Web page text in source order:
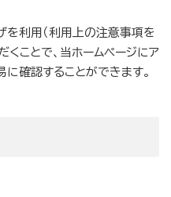
を利用（利用上の注意事項を
くことで、当ホームページにア
に確認することができます。